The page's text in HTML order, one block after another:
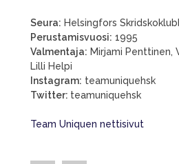
Seura: Helsingfors
Perustamisvuosi: 1995
Valmentaja: Mirjami Penttinen,
Lilli Helpi
Instagram: teamuniquehsk
Twitter: teamuniquehsk
Team Uniquen nettisivut